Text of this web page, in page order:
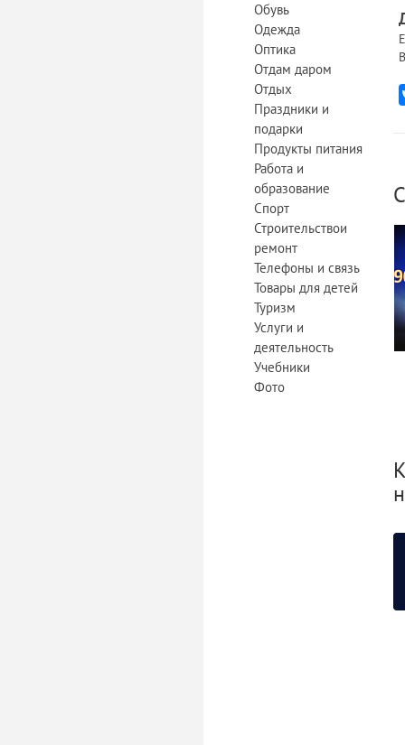
Обувь
Одежда
Оптика
Отдам даром
Отдых
Праздники и
подарки
Продукты питания
Работа и
образование
Спорт
Строительствои
ремонт
Телефоны и связь
Товары для детей
Туризм
Услуги и
деятельность
Учебники
Фото